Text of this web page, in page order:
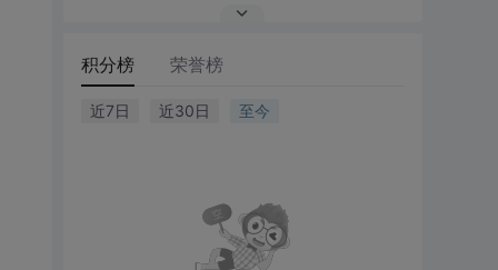
积分榜 荣誉榜
近7日 近30日 至今